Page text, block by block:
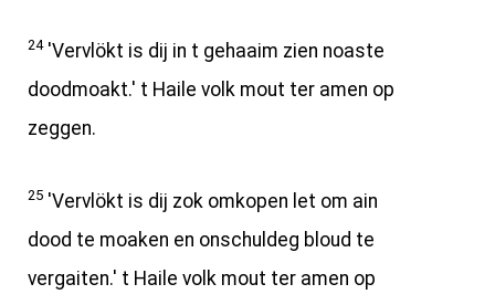
24'Vervlökt is dij in t gehaaim zien noaste
doodmoakt.' t Haile volk mout ter amen op
zeggen.
25 'Vervlökt is dij zok omkopen let om ain
dood te moaken en onschuldeg bloud te
vergaiten.' t Haile volk mout ter amen op